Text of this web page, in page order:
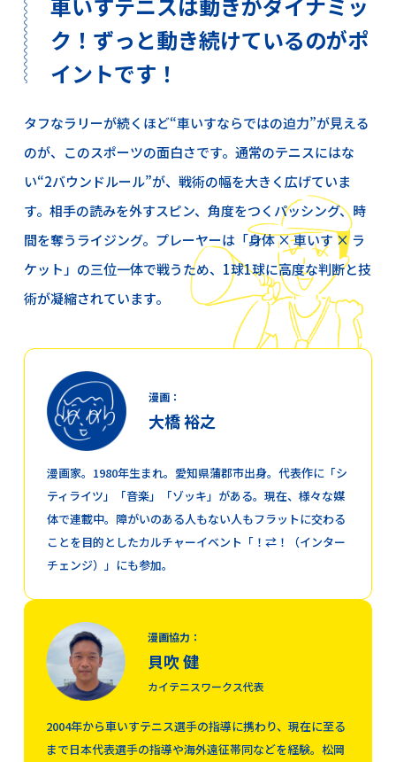
ク！ずっと動き続けているのがポ
イントです！
タフなラリーが続くほど“車いすならではの迫力”が見える
のが、このスポーツの面白さです。通常のテニスにはな
い“2バウンドルール”が、戦術の幅を大きく広げていま
す。相手の読みを外すスピン、角度をつくパッシング、時
間を奪うライジング。プレーヤーは「身体 × 車いす × ラ
ケット」の三位一体で戦うため、1球1球に高度な判断と技
術が凝縮されています。
漫画：
大橋 裕之
漫画家。1980年生まれ。愛知県蒲郡市出身。代表作に「シ
ティライツ」「音楽」「ゾッキ」がある。現在、様々な媒
体で連載中。障がいのある人もない人もフラットに交わる
ことを目的としたカルチャーイベント「！⇄！（インター
チェンジ）」にも参加。
漫画協力：
貝吹 健
カイテニスワークス代表
2004年から車いすテニス選手の指導に携わり、現在に至る
まで日本代表選手の指導や海外遠征帯同などを経験。松岡